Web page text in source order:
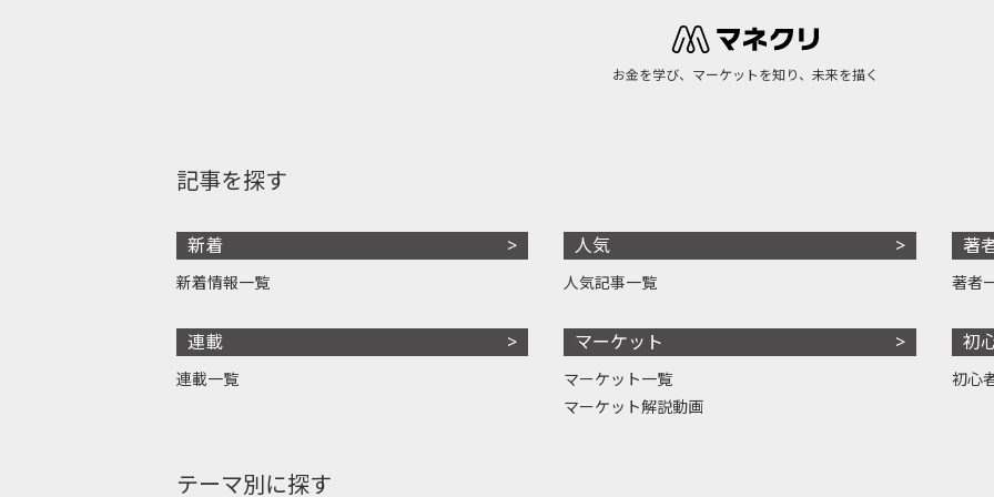
お金を学び、マーケットを知り、未来を描く
記事を探す
新着
新着情報一覧
連載
連載一覧
人気
人気記事一覧
マーケット
マーケット一覧
マーケット解説動画
著
著者
初
初心
テーマ別に探す